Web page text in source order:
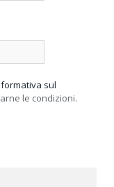
sul
le condizioni.